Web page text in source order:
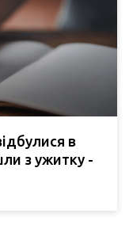
в
з ужитку -